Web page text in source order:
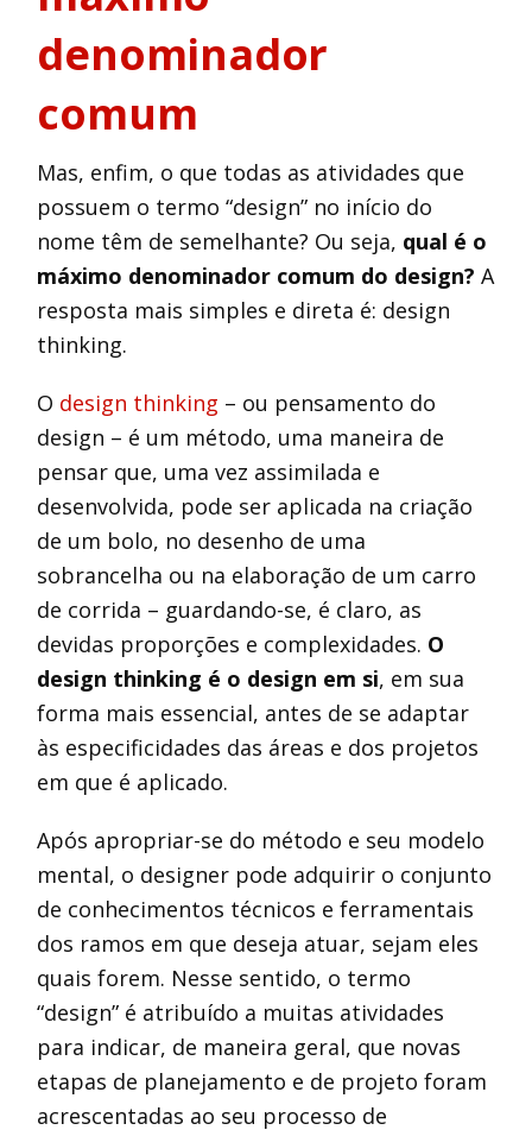
denominador
comum
Mas, enfim, o que todas as atividades que
possuem o termo “design” no início do
nome têm de semelhante? Ou seja, qual é o
máximo denominador comum do design? A
resposta mais simples e direta é: design
thinking.
O design thinking – ou pensamento do
design – é um método, uma maneira de
pensar que, uma vez assimilada e
desenvolvida, pode ser aplicada na criação
de um bolo, no desenho de uma
sobrancelha ou na elaboração de um carro
de corrida – guardando-se, é claro, as
devidas proporções e complexidades. O
design thinking é o design em si, em sua
forma mais essencial, antes de se adaptar
às especificidades das áreas e dos projetos
em que é aplicado.
Após apropriar-se do método e seu modelo
mental, o designer pode adquirir o conjunto
de conhecimentos técnicos e ferramentais
dos ramos em que deseja atuar, sejam eles
quais forem. Nesse sentido, o termo
“design” é atribuído a muitas atividades
para indicar, de maneira geral, que novas
etapas de planejamento e de projeto foram
acrescentadas ao seu processo de